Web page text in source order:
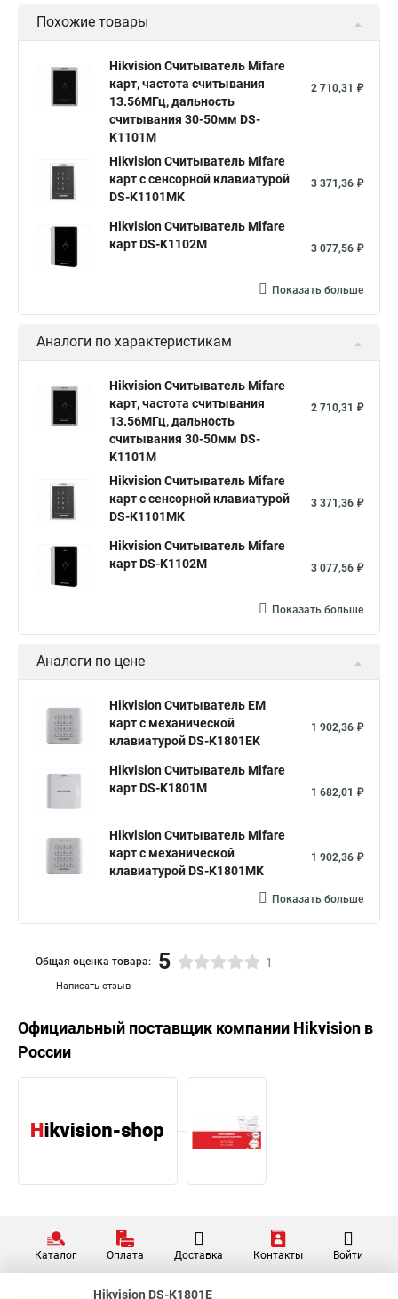
Похожие товары
Hikvision Считыватель Mifare
карт, частота считывания
13.56МГц, дальность
считывания 30-50мм DS-
K1101M
2 710,31 ₽
Hikvision Считыватель Mifare
карт с сенсорной клавиатурой
DS-K1101MK
3 371,36 ₽
Hikvision Считыватель Mifare
карт DS-K1102M
3 077,56 ₽
Показать больше
Аналоги по характеристикам
Hikvision Считыватель Mifare
карт, частота считывания
13.56МГц, дальность
считывания 30-50мм DS-
K1101M
2 710,31 ₽
Hikvision Считыватель Mifare
карт с сенсорной клавиатурой
DS-K1101MK
3 371,36 ₽
Hikvision Считыватель Mifare
карт DS-K1102M
3 077,56 ₽
Показать больше
Аналоги по цене
Hikvision Считыватель EM
карт с механической
клавиатурой DS-K1801EK
1 902,36 ₽
Hikvision Считыватель Mifare
карт DS-K1801M
1 682,01 ₽
Hikvision Считыватель Mifare
карт с механической
клавиатурой DS-K1801MK
1 902,36 ₽
Показать больше
Написать отзыв
Общая оценка товара: 5 1
Официальный поставщик компании Hikvision в
России
Каталог Оплата Доставка Контакты Войти
Hikvision DS-K1801E